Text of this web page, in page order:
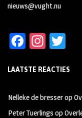
nieuws@vught.nu
Fa
b
oo
k
In
ag
m
tt
LAATSTE REACTIES
Nelleke de bresserop
Peter Tuerlings op